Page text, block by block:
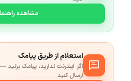
مشاهده راهنما
استعلام از طریق پیامک
اگر اینترنت ندارید، پیامک بزنید
ارسال کنید